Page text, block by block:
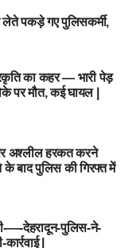
लेते पकड़े गए पुलिसकर्मी,
का कहर — भारी पेड़
पर मौत, कई घायल |
अश्लील हरकत करने
के बाद पुलिस की गिरफ्त में
—-देहरादून-पुलिस-ने-
|